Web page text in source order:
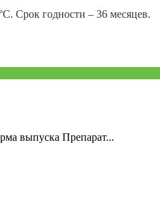
Срок годности – 36 месяцев.
выпуска Препарат...